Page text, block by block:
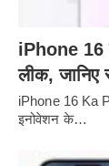
iPhone 16
लीक, जानिए
iPhone 16 Ka
इनोवेशन के…